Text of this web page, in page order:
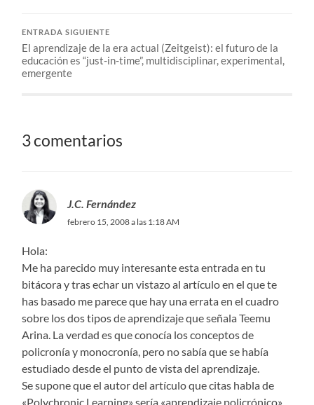
ENTRADA SIGUIENTE
El aprendizaje de la era actual (Zeitgeist): el futuro de la
educación es “just-in-time”, multidisciplinar, experimental,
emergente
3 comentarios
J.C. Fernández
febrero 15, 2008 a las 1:18 AM
Hola:
Me ha parecido muy interesante esta entrada en tu
bitácora y tras echar un vistazo al artículo en el que te
has basado me parece que hay una errata en el cuadro
sobre los dos tipos de aprendizaje que señala Teemu
Arina. La verdad es que conocía los conceptos de
policronía y monocronía, pero no sabía que se había
estudiado desde el punto de vista del aprendizaje.
Se supone que el autor del artículo que citas habla de
«Polychronic Learning» sería «aprendizaje policrónico»,